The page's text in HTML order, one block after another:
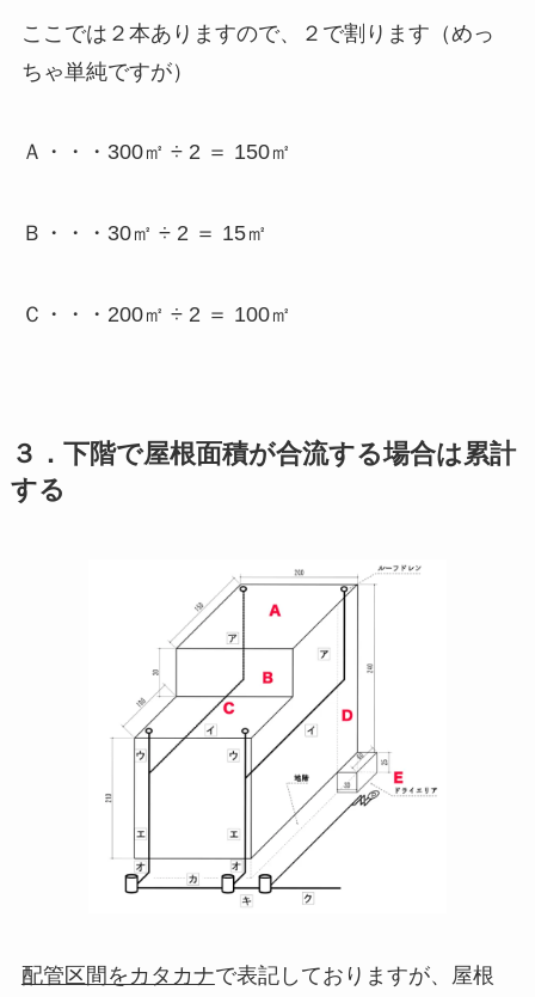
ここでは２本ありますので、２で割ります（めっ
ちゃ単純ですが）
Ａ・・・300㎡ ÷ 2 ＝ 150㎡
Ｂ・・・30㎡ ÷ 2 ＝ 15㎡
Ｃ・・・200㎡ ÷ 2 ＝ 100㎡
３．下階で屋根面積が合流する場合は累計
する
配管区間をカタカナで表記しておりますが、屋根